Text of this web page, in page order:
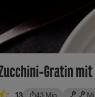
Gratin mit
43 Min